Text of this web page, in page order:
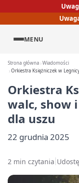
MENU
Strona główna Wiadomości
Orkiestra Księżniczek w
Orkiestra
walc, show
dla uszu
22 grudnia 2025
2 min czytania